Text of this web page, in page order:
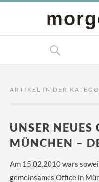
ARTIKEL IN DER
UNSER
MÜNCHEN –
Am 15.02.2010 wars
gemeinsames Office in